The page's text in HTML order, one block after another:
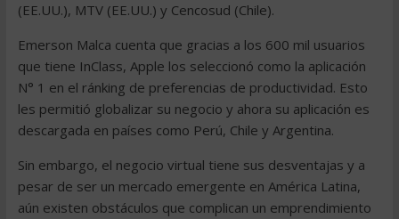
(EE.UU.), MTV (EE.UU.) y Cencosud (Chile).
Emerson Malca cuenta que gracias a los 600 mil usuarios
que tiene InClass, Apple los seleccionó como la aplicación
N° 1 en el ránking de preferencias de productividad. Esto
les permitió globalizar su negocio y ahora su aplicación es
descargada en países como Perú, Chile y Argentina.
Sin embargo, el negocio virtual tiene sus desventajas y a
pesar de ser un mercado emergente en América Latina,
aún existen obstáculos que complican un emprendimiento